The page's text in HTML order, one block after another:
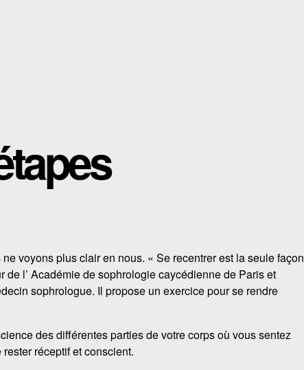
voyons plus clair en nous. « Se recentrer est la seule façon
l’ Académie de sophrologie caycédienne de Paris et
sophrologue. Il propose un exercice pour se rendre
des différentes parties de votre corps où vous sentez
réceptif et conscient.